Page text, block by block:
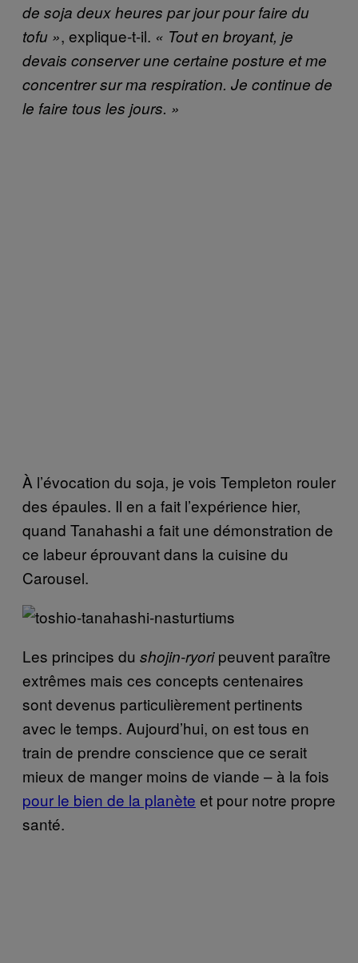
de soja deux heures par jour pour faire du
tofu », explique-t-il. « Tout en broyant, je
devais conserver une certaine posture et me
concentrer sur ma respiration. Je continue de
le faire tous les jours. »
À l’évocation du soja, je vois Templeton rouler
des épaules. Il en a fait l’expérience hier,
quand Tanahashi a fait une démonstration de
ce labeur éprouvant dans la cuisine du
Carousel.
Les principes du shojin-ryoripeuvent paraître
extrêmes mais ces concepts centenaires
sont devenus particulièrement pertinents
avec le temps. Aujourd’hui, on est tous en
train de prendre conscience que ce serait
mieux de manger moins de viande – à la fois
pour le bien de la planète et pour notre propre
santé.